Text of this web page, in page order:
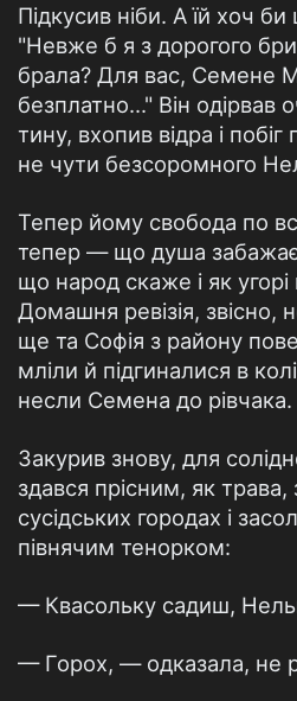
Підкусив ніби. А їй хоч
"Невже б я з дорогого
брала? Для вас, Семене
безплатно..." Він одірвав
тину, вхопив відра і
не чути безсоромного
Тепер йому свобода по
тепер — що душа
що народ скаже і як угорі
Домашня ревізія, звісно,
ще та Софія з району
мліли й підгиналися в
несли Семена до рівчака.
Закурив знову, для
здався прісним, як трава,
сусідських городах і
півнячим тенорком:
— Квасольку садиш,
— Горох, — одказала, не